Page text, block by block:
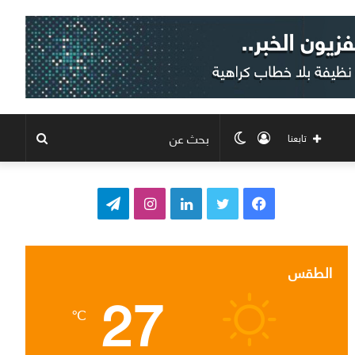
الوضع
المظلم
تسجيل
الدخول
تابعنا
ف
ب
و
ت
ق
ت
ر
الطقس 27
℃